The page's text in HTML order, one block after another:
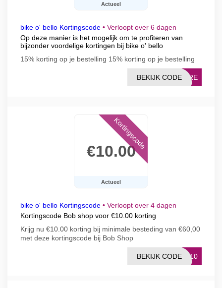
Actueel
bike o' bello Kortingscode • Verloopt over 6 dagen
Op deze manier is het mogelijk om te profiteren van
bijzonder voordelige kortingen bij bike o' bello
15% korting op je bestelling 15% korting op je bestelling
GORE
BEKIJK CODE
€10.00
Actueel
Kortingscode
bike o' bello Kortingscode • Verloopt over 4 dagen
Kortingscode Bob shop voor €10.00 korting
Krijg nu €10.00 korting bij minimale besteding van €60,00
met deze kortingscode bij Bob Shop
LE10
BEKIJK CODE